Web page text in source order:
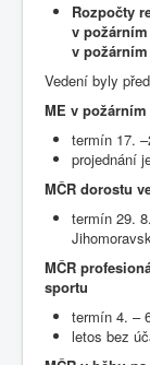
Rozpočty
v
v
Vedení byly
ME v
termín 17.
projednání
MČR dorostu
termín 29.
MČR
sportu
termín 4. –
letos bez